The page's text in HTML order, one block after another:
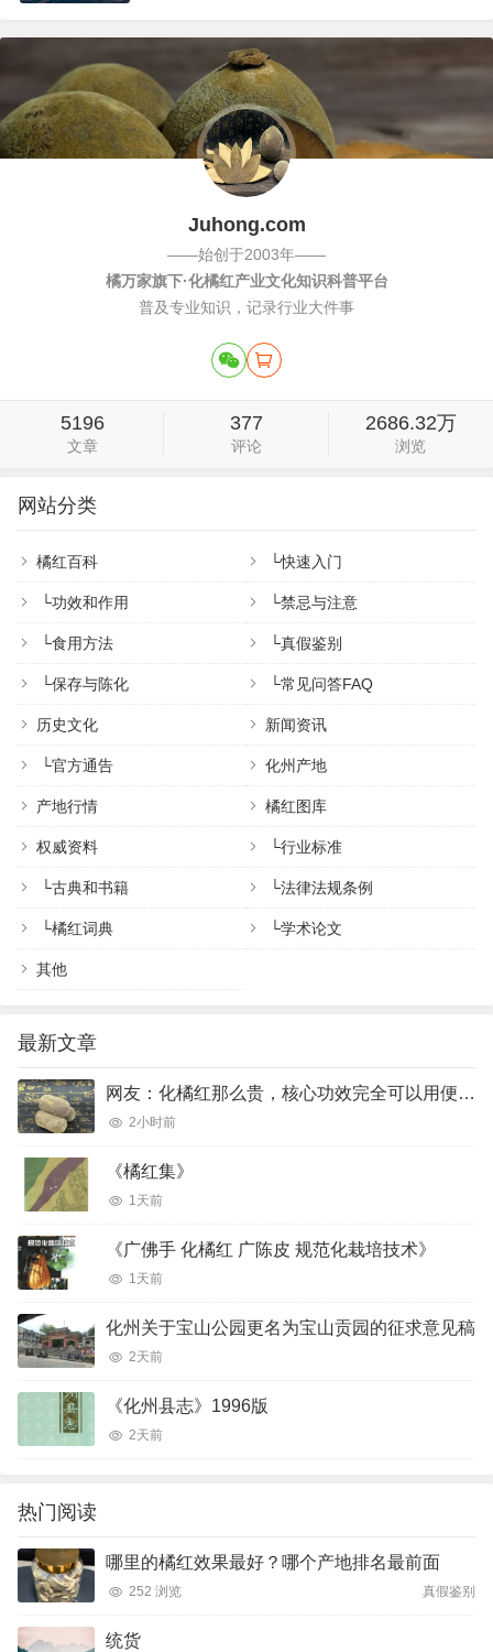
业农村部 财政部关于公布2021年农业产业融合发展
项目创建名单的通知（农计财发〔2021〕10号）文
件精神，化州市…
Juhong.com
——始创于2003年——
橘万家旗下·化橘红产业文化知识科普平台
普及专业知识，记录行业大件事
5196
文章
377
评论
2686.32万
浏览
网站分类
橘红百科 └快速入门
└功效和作用 └禁忌与注意
└食用方法 └真假鉴别
└保存与陈化 └常见问答FAQ
历史文化 新闻资讯
└官方通告 化州产地
产地行情 橘红图库
权威资料 └行业标准
└古典和书籍 └法律法规条例
└橘红词典 └学术论文
其他
最新文章
网友：化橘红那么贵，核心功效完全可以用便宜的橘红、陈皮完美代替吗？
2小时前
《橘红集》
1天前
《广佛手 化橘红 广陈皮 规范化栽培技术》
1天前
化州关于宝山公园更名为宝山贡园的征求意见稿
2天前
《化州县志》1996版
2天前
热门阅读
哪里的橘红效果最好？哪个产地排名最前面
252 浏览 真假鉴别
统货